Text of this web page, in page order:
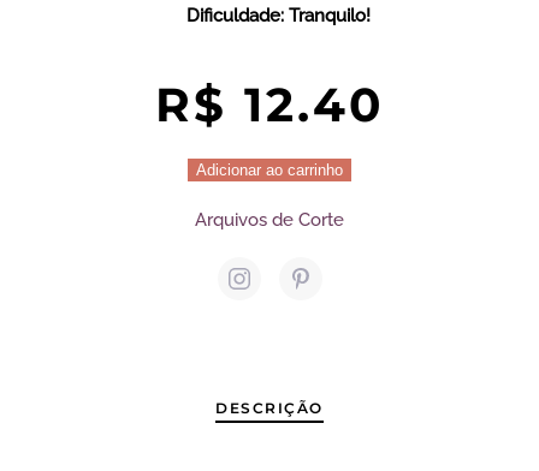
Dificuldade: Tranquilo!
R$ 12.40
Adicionar ao carrinho
Arquivos de Corte
DESCRIÇÃO